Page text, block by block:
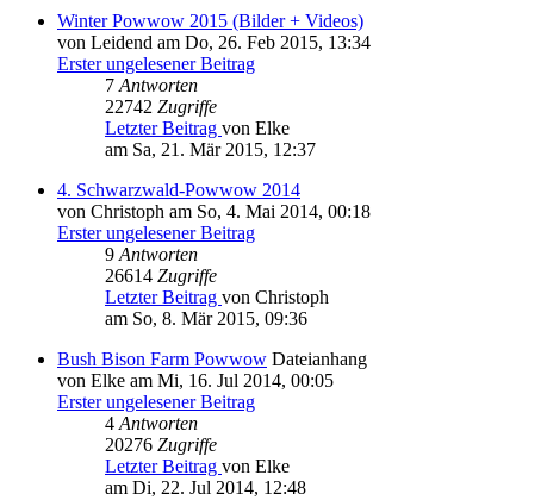
Winter Powwow 2015 (Bilder + Videos)
von Leidend am Do, 26. Feb 2015, 13:34
Erster ungelesener Beitrag
7 Antworten
22742 Zugriffe
Letzter Beitrag von Elke
am Sa, 21. Mär 2015, 12:37
4. Schwarzwald-Powwow 2014
von Christoph am So, 4. Mai 2014, 00:18
Erster ungelesener Beitrag
9 Antworten
26614 Zugriffe
Letzter Beitrag von Christoph
am So, 8. Mär 2015, 09:36
Bush Bison Farm Powwow Dateianhang
von Elke am Mi, 16. Jul 2014, 00:05
Erster ungelesener Beitrag
4 Antworten
20276 Zugriffe
Letzter Beitrag von Elke
am Di, 22. Jul 2014, 12:48